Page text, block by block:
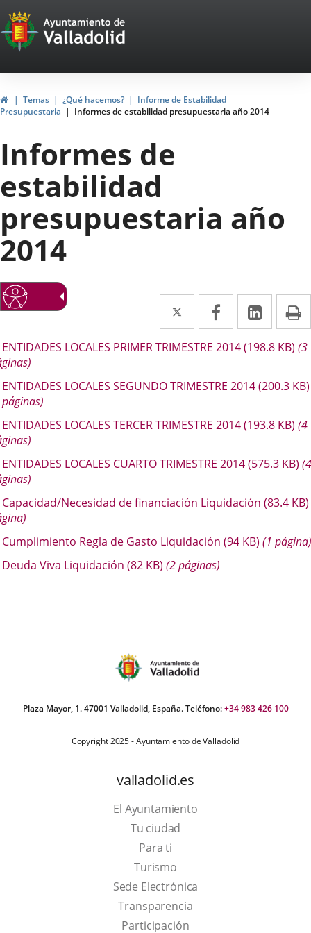
Portal
Web
del
Ayuntamiento
de
Valladolid
HomeTemas ¿Qué hacemos?
Informe de Estabilidad
Presupuestaria
Informes de estabilidad presupuestaria año 2014
Informes de
estabilidad
presupuestaria año
2014
Twitter
Enlace
a
una
aplicación
Facebook
Enlace
a
una
aplicación
externa.
Enlace
a
una
ENTIDADES LOCALES PRIMER TRIMESTRE 2014(198.8 KB) (3
ENTIDADES LOCALES SEGUNDO TRIMESTRE 2014(200.3 KB)
ENTIDADES LOCALES TERCER TRIMESTRE 2014(193.8 KB) (4
ENTIDADES LOCALES CUARTO TRIMESTRE 2014(575.3 KB) (4
Capacidad/Necesidad de financiación Liquidación (83.4 KB)
Cumplimiento Regla de Gasto Liquidación (94 KB) (1 página)
Deuda Viva Liquidación (82 KB) (2 páginas)
Plaza Mayor, 1. 47001 Valladolid, España. Teléfono:+34 983 426 100
Copyright 2025 - Ayuntamiento de Valladolid
valladolid.es
El Ayuntamiento
Tu ciudad
Para ti
TurismoThis
link
will
open
Sede Electrónica
Transparencia
Participación